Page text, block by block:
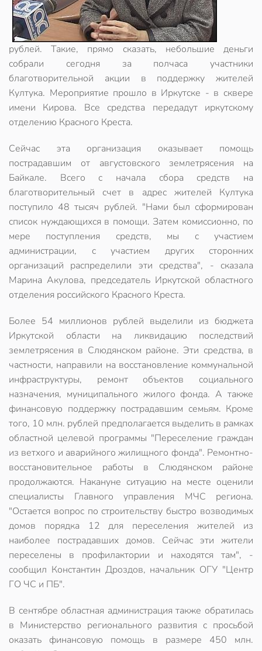
рублей. Такие, прямо сказать, небольшие деньги
собрали сегодня за полчаса участники
благотворительной акции в поддержку жителей
Култука. Мероприятие прошло в Иркутске - в сквере
имени Кирова. Все средства передадут иркутскому
отделению Красного Креста.
Сейчас эта организация оказывает помощь
пострадавшим от августовского землетрясения на
Байкале. Всего с начала сбора средств на
благотворительный счет в адрес жителей Култука
поступило 48 тысяч рублей. "Нами был сформирован
список нуждающихся в помощи. Затем комиссионно, по
мере поступления средств, мы с участием
администрации, с участием других сторонних
организаций распределили эти средства", - сказала
Марина Акулова, председатель Иркутской областного
отделения российского Красного Креста.
Более 54 миллионов рублей выделили из бюджета
Иркутской области на ликвидацию последствий
землетрясения в Слюдянском районе. Эти средства, в
частности, направили на восстановление коммунальной
инфраструктуры, ремонт объектов социального
назначения, муниципального жилого фонда. А также
финансовую поддержку пострадавшим семьям. Кроме
того, 10 млн. рублей предполагается выделить в рамках
областной целевой программы "Переселение граждан
из ветхого и аварийного жилищного фонда". Ремонтно-
восстановительное работы в Слюдянском районе
продолжаются. Накануне ситуацию на месте оценили
специалисты Главного управления МЧС региона.
"Остается вопрос по строительству быстро возводимых
домов порядка 12 для переселения жителей из
наиболее пострадавших домов. Сейчас эти жители
переселены в профилактории и находятся там", -
сообщил Константин Дроздов, начальник ОГУ "Центр
ГО ЧС и ПБ".
В сентябре областная администрация также обратилась
в Министерство регионального развития с просьбой
оказать финансовую помощь в размере 450 млн.